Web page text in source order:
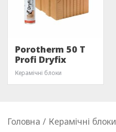
Porotherm 50 T
Profi Dryfix
Керамічні блоки
Головна / Керамічні блоки